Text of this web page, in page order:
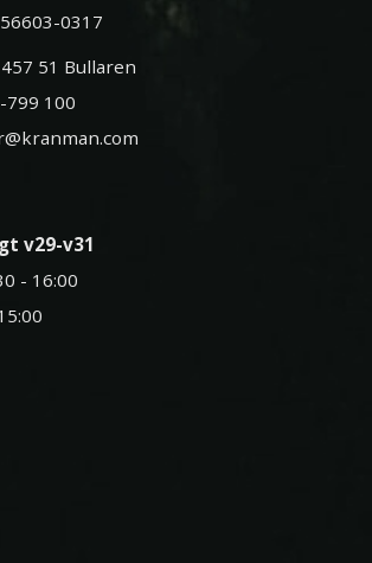
0317
51 Bullaren
799 100
v29-v31
- 16:00